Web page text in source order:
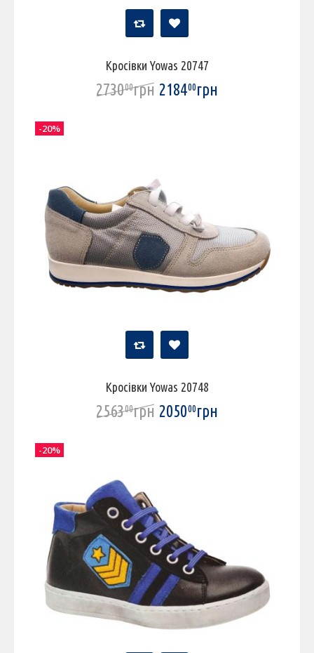
Кросівки Yowas 20747
273000грн 218400грн
Кросівки Yowas 20748
256300грн 205000грн
-20%
-20%